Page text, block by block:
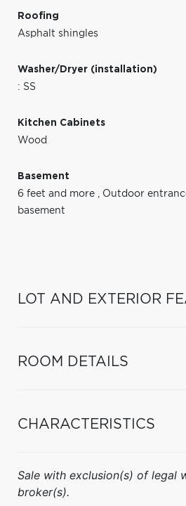
Roofing
Asphalt shingles
Washer/Dryer (installation)
: SS
Kitchen Cabinets
Wood
Basement
6 feet and more , Outdoor
basement
LOT AND EXTERIOR
ROOM DETAILS
CHARACTERISTICS
Sale with exclusion(s) of legal
broker(s).